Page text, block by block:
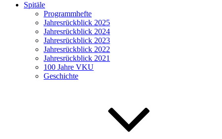
Spitäle
Programmhefte
Jahresrückblick 2025
Jahresrückblick 2024
Jahresrückblick 2023
Jahresrückblick 2022
Jahresrückblick 2021
100 Jahre VKU
Geschichte